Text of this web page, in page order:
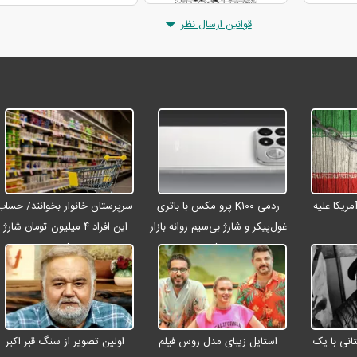
قوانین ارسال نظر
علیه
ردمی K۱۰۰ پرو مکس با باتری
غول‌پیکر و شارژ بی‌سیم روانه بازار
می‌شود
سرپرستان خانوار بخوانند/
این افراد ۴ میلیون تومان شارژ
شد
با یک
استایل زیبای مدل روس فیلم
اولین تصویر از سنگ قبر اکبر